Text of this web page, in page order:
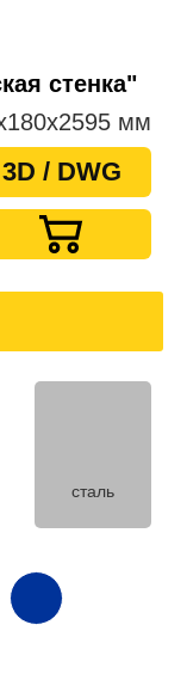
стенка"
мм
3D / DWG
сталь